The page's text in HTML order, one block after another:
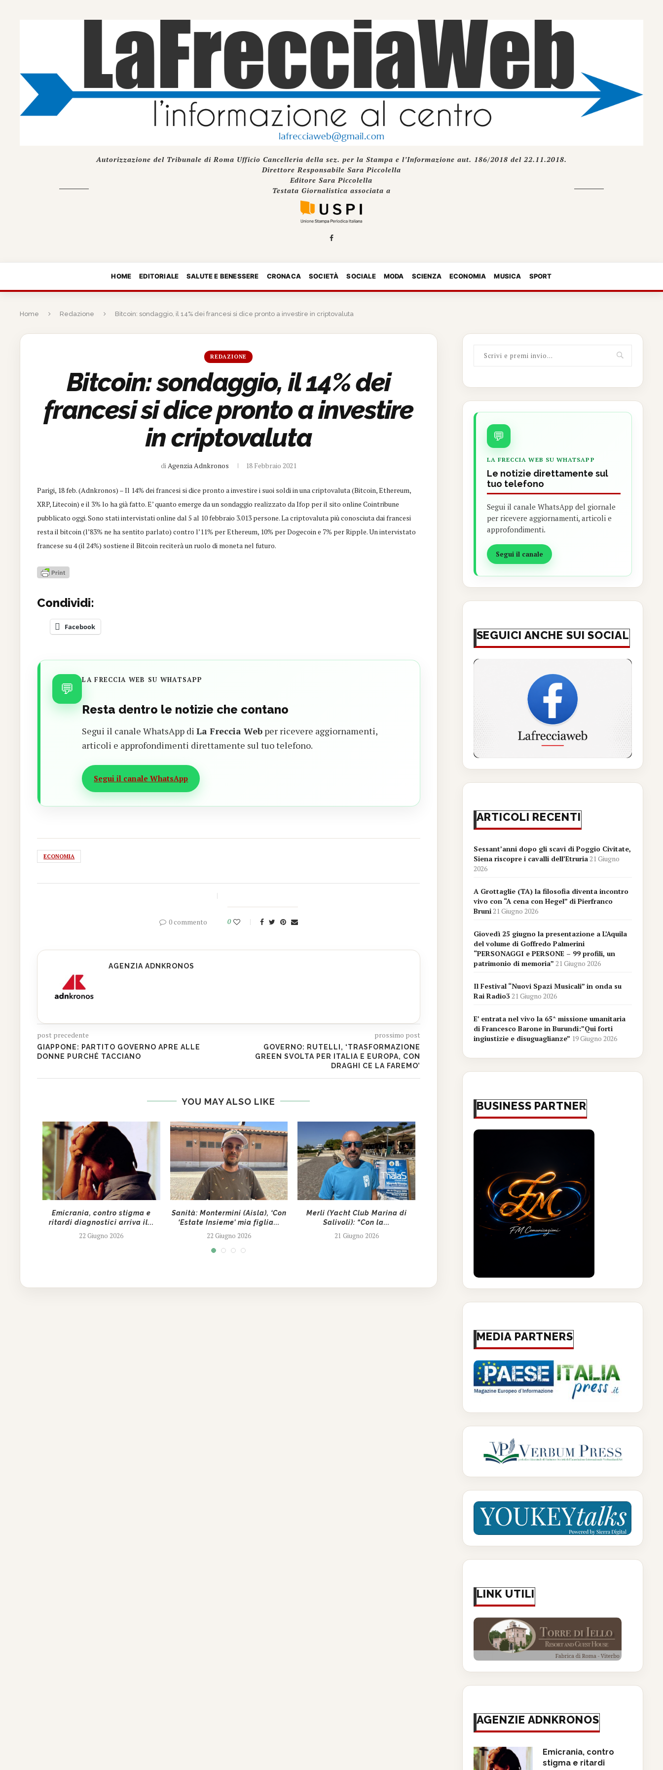
Autorizzazione del Tribunale di Roma Ufficio Cancelleria della sez. per la Stampa e l’Informazione aut. 186/2018 del 22.11.2018.
Direttore Responsabile Sara Piccolella
Editore Sara Piccolella
Testata Giornalistica associata a
HOME EDITORIALE SALUTE E BENESSERE CRONACA SOCIETÀ SOCIALE MODA SCIENZA ECONOMIA MUSICA SPORT
Home Redazione Bitcoin: sondaggio, il 14% dei francesi si dice pronto a investire in criptovaluta
REDAZIONE
Bitcoin: sondaggio, il 14% dei
francesi si dice pronto a investire
in criptovaluta
diAgenzia Adnkronos 18 Febbraio 2021
Parigi, 18 feb. (Adnkronos) – Il 14% dei francesi si dice pronto a investire i suoi soldi in una criptovaluta (Bitcoin, Ethereum,
XRP, Litecoin) e il 3% lo ha già fatto. E’ quanto emerge da un sondaggio realizzato da Ifop per il sito online Cointribune
pubblicato oggi. Sono stati intervistati online dal 5 al 10 febbraio 3.013 persone. La criptovaluta più conosciuta dai francesi
resta il bitcoin (l’83% ne ha sentito parlato) contro l’11% per Ethereum, 10% per Dogecoin e 7% per Ripple. Un intervistato
francese su 4 (il 24%) sostiene il Bitcoin reciterà un ruolo di moneta nel futuro.
Condividi:
Facebook
💬 LA FRECCIA WEB SU WHATSAPP
Resta dentro le notizie che contano
Segui il canale WhatsApp diLa Freccia Web per ricevere aggiornamenti,
articoli e approfondimenti direttamente sul tuo telefono.
Segui il canale WhatsApp
ECONOMIA
0 commento 0
AGENZIA ADNKRONOS
post precedente
GIAPPONE: PARTITO GOVERNO APRE ALLE
DONNE PURCHÉ TACCIANO
prossimo post
GOVERNO: RUTELLI, ‘TRASFORMAZIONE
GREEN SVOLTA PER ITALIA E EUROPA, CON
DRAGHI CE LA FAREMO’
YOU MAY ALSO LIKE
Emicrania, contro stigma e
ritardi diagnostici arriva il...
22 Giugno 2026
Sanità: Montermini (Aisla), ‘Con
‘Estate Insieme’ mia figlia...
22 Giugno 2026
Merli (Yacht Club Marina di
Salivoli): “Con la...
21 Giugno 2026
Thalas Mare e Vento a Marina
di Salivoli,...
21 Giugno 2026
Cavicchioli (Aisla
“Da idea nata 18 anni...
💬
LA FRECCIA WEB SU WHATSAPP
Le notizie direttamente sul
tuo telefono
Segui il canale WhatsApp del giornale
per ricevere aggiornamenti, articoli e
approfondimenti.
Segui il canale
SEGUICI ANCHE SUI SOCIAL
ARTICOLI RECENTI
Sessant’anni dopo gli scavi di Poggio Civitate,
Siena riscopre i cavalli dell’Etruria21 Giugno
2026
A Grottaglie (TA) la filosofia diventa incontro
vivo con “A cena con Hegel” di Pierfranco
Bruni21 Giugno 2026
Giovedì 25 giugno la presentazione a L’Aquila
del volume di Goffredo Palmerini
“PERSONAGGI e PERSONE – 99 profili, un
patrimonio di memoria” 21 Giugno 2026
Il Festival “Nuovi Spazi Musicali” in onda su
Rai Radio321 Giugno 2026
E’ entrata nel vivo la 65^ missione umanitaria
di Francesco Barone in Burundi:”Qui forti
ingiustizie e disuguaglianze” 19 Giugno 2026
BUSINESS PARTNER
MEDIA PARTNERS
LINK UTILI
AGENZIE ADNKRONOS
Emicrania, contro
stigma e ritardi